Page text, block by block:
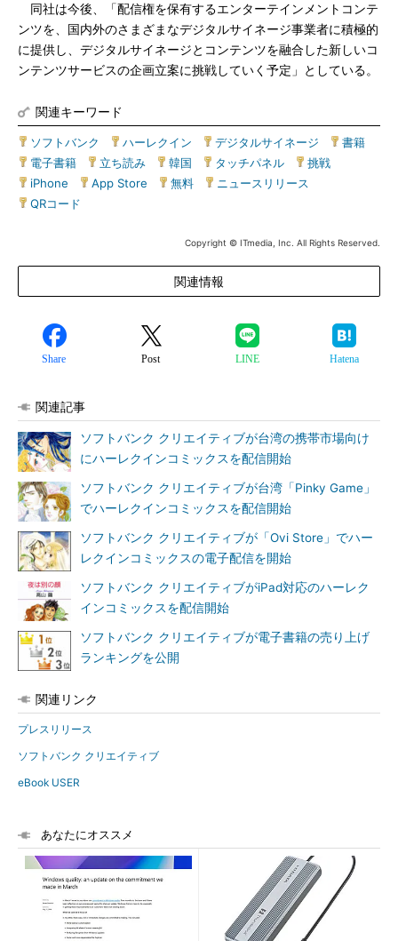
同社は今後、「配信権を保有するエンターテインメントコンテ
ンツを、国内外のさまざまなデジタルサイネージ事業者に積極的
に提供し、デジタルサイネージとコンテンツを融合した新しいコ
ンテンツサービスの企画立案に挑戦していく予定」としている。
関連キーワード
ソフトバンク ハーレクイン デジタルサイネージ 書籍
電子書籍
立ち読み 韓国 タッチパネル 挑戦
iPhone
App Store 無料 ニュースリリース
QRコード
Copyright © ITmedia, Inc. All Rights Reserved.
関連情報
Share Post LINE Hatena
関連記事
ソフトバンク クリエイティブが台湾の携帯市場向け
にハーレクインコミックスを配信開始
ソフトバンク クリエイティブが台湾「Pinky Game」
でハーレクインコミックスを配信開始
ソフトバンク クリエイティブが「Ovi Store」でハー
レクインコミックスの電子配信を開始
ソフトバンク クリエイティブがiPad対応のハーレク
インコミックスを配信開始
ソフトバンク クリエイティブが電子書籍の売り上げ
ランキングを公開
関連リンク
プレスリリース
ソフトバンク クリエイティブ
eBook USER
あなたにオススメ